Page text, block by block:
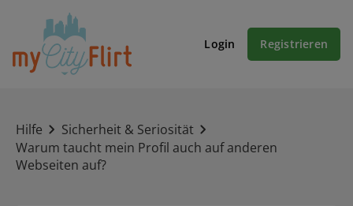
Login Registrieren
Hilfe
Sicherheit & Seriosität
Warum taucht mein Profil auch auf anderen
Webseiten auf?